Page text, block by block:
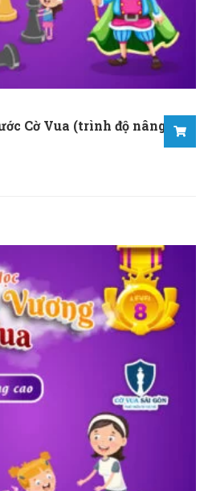
Cờ Vua (trình độ nâng